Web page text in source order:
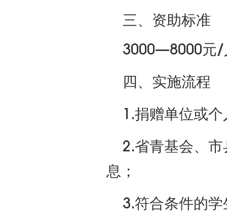
三、资助标准
3000—8000元/
四、实施流程
1.捐赠单位或
2.省青基会、
息；
3.符合条件的